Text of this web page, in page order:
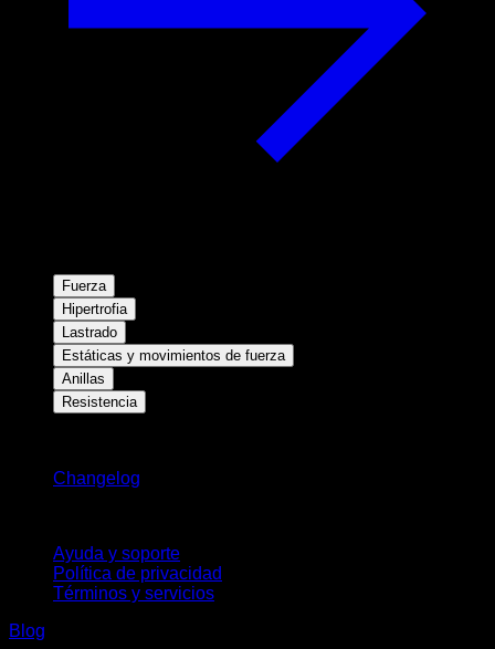
Fuerza
Hipertrofia
Lastrado
Estáticas y movimientos de fuerza
Anillas
Resistencia
Changelog
Ayuda y soporte
Política de privacidad
Términos y servicios
Blog